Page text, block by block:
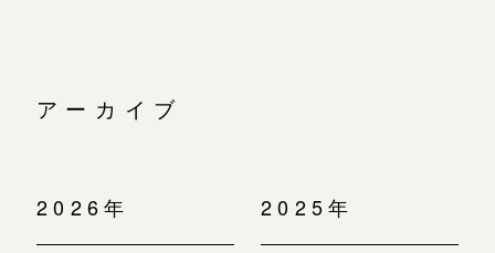
アーカイブ
2026年 2025年